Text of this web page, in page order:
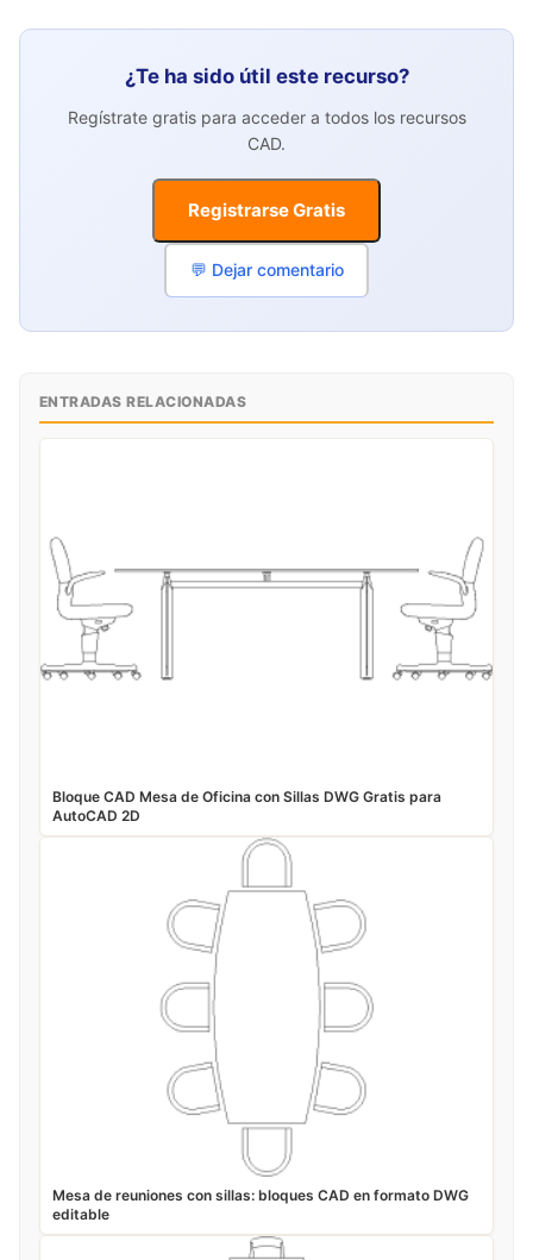
¿Te ha sido útil este recurso?
Regístrate gratis para acceder a todos los recursos
CAD.
Registrarse Gratis
💬 Dejar comentario
ENTRADAS RELACIONADAS
Bloque CAD Mesa de Oficina con Sillas DWG Gratis para
AutoCAD 2D
Mesa de reuniones con sillas: bloques CAD en formato DWG
editable